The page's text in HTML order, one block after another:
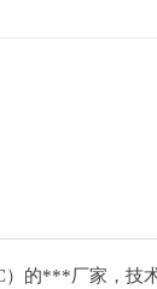
的***厂家，技